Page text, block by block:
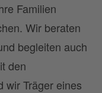
Familien
Wir beraten
begleiten auch
den
wir Träger eines